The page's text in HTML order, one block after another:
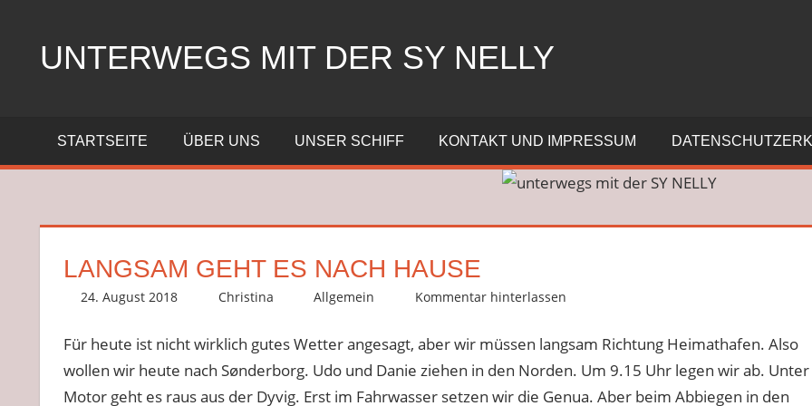
springenUNTERWEGS MIT DER SY NELLY
der
SY
STARTSEITE ÜBER UNS UNSER SCHIFF KONTAKT UND IMPRESSUM
LANGSAM GEHT ES NACH HAUSE
24. August 2018 Christina Allgemein Kommentar hinterlassen
Für heute ist nicht wirklich gutes Wetter angesagt, aber wir müssen langsam Richtung Heimathafen. Also
wollen wir heute nach Sønderborg. Udo und Danie ziehen in den Norden. Um 9.15 Uhr legen wir ab. Unter
Motor geht es raus aus der Dyvig. Erst im Fahrwasser setzen wir die Genua. Aber beim Abbiegen in den